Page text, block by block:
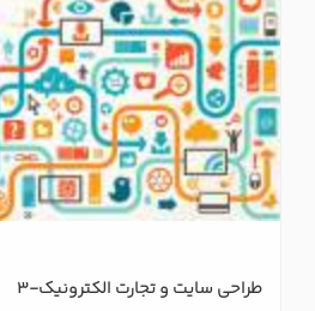
طراحی سایت و تجارت الکترونیک-3